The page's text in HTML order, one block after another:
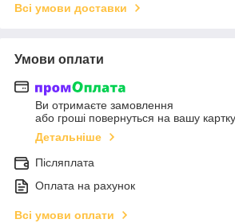
Всі умови доставки
Умови оплати
Ви отримаєте замовлення
або гроші повернуться на вашу картку
Детальніше
Післяплата
Оплата на рахунок
Всі умови оплати